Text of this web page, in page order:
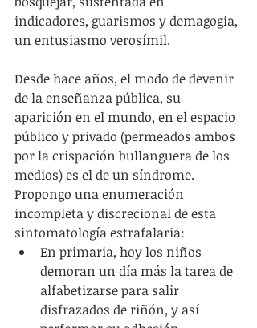
indicadores, guarismos y demagogia,
un entusiasmo verosímil.
Desde hace años, el modo de devenir
de la enseñanza pública, su
aparición en el mundo, en el espacio
público y privado (permeados ambos
por la crispación bullanguera de los
medios) es el de un síndrome.
Propongo una enumeración
incompleta y discrecional de esta
sintomatología estrafalaria:
En primaria, hoy los niños
demoran un día más la tarea de
alfabetizarse para salir
disfrazados de riñón, y así